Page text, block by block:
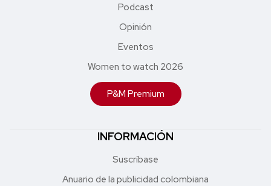
Podcast
Opinión
Eventos
Women to watch 2026
P&M Premium
INFORMACIÓN
Suscríbase
Anuario de la publicidad colombiana